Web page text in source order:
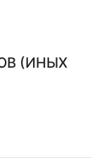
(ИНЫХ